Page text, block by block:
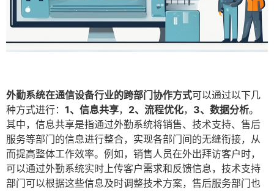
外勤系统在通信设备行业的跨部门协作方式可以通过以下几
种方式进行： 1、信息共享， 2、流程优化， 3、数据分析。
其中，信息共享是指通过外勤系统将销售、技术支持、售后
服务等部门的信息进行整合，实现各部门间的无缝衔接，从
而提高整体工作效率。例如，销售人员在外出拜访客户时，
可以通过外勤系统实时上传客户需求和反馈信息，技术支持
部门可以根据这些信息及时调整技术方案，售后服务部门也